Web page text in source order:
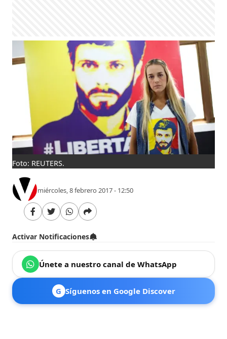
Foto: REUTERS.
miércoles, 8 febrero 2017 - 12:50
Activar Notificaciones
Únete a nuestro canal de WhatsApp
G Síguenos en Google Discover